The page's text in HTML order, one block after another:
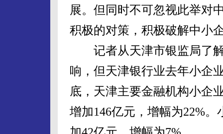
展。但同时不可忽视此举对
积极的对策，积极破解中小
记者从天津市银监局了解
响，但天津银行业去年小企
底，天津主要金融机构小企
增加146亿元，增幅为22%